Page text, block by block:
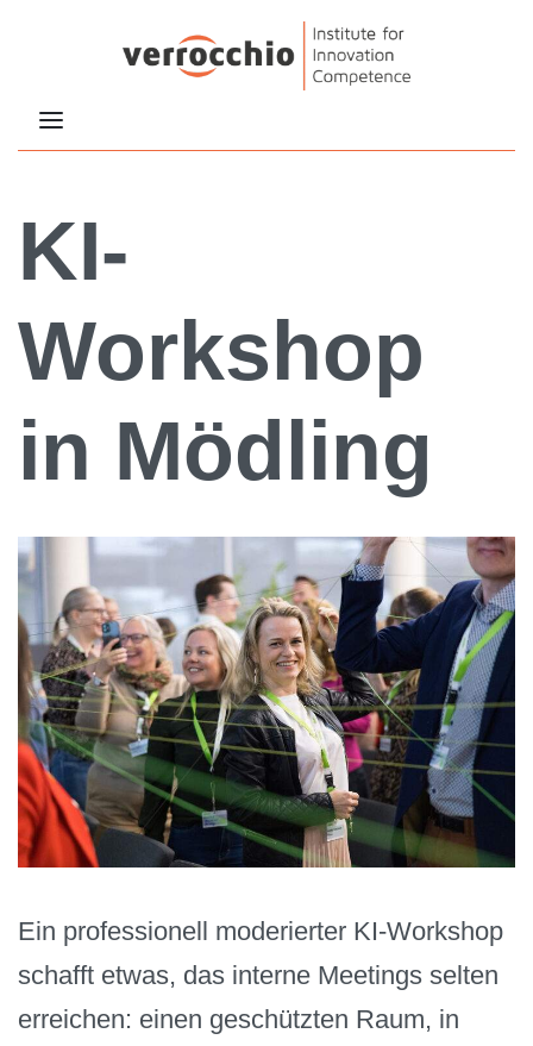
KI-
Workshop
in Mödling
Ein professionell moderierter KI-Workshop
schafft etwas, das interne Meetings selten
erreichen: einen geschützten Raum, in